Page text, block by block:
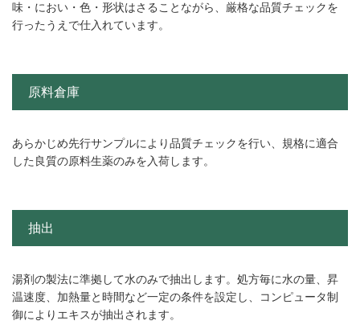
味・におい・色・形状はさることながら、厳格な品質チェックを
行ったうえで仕入れています。
原料倉庫
あらかじめ先行サンプルにより品質チェックを行い、規格に適合
した良質の原料生薬のみを入荷します。
抽出
湯剤の製法に準拠して水のみで抽出します。処方毎に水の量、昇
温速度、加熱量と時間など一定の条件を設定し、コンピュータ制
御によりエキスが抽出されます。